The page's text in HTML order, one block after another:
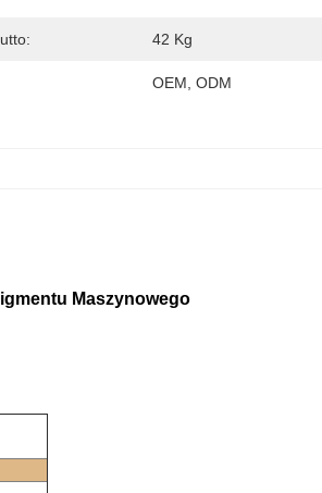
42 Kg
OEM, ODM
Maszynowego